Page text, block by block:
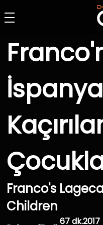
Franco's
Children
67 dk.2017